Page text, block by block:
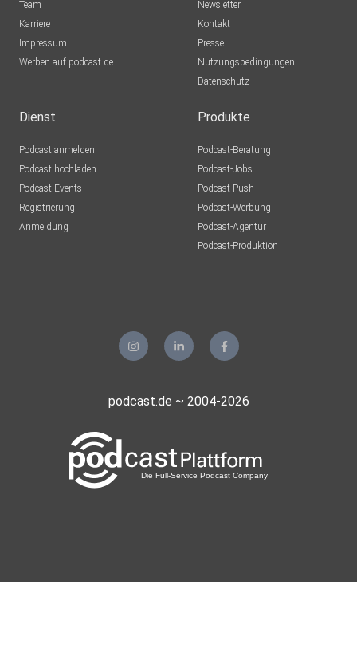
Team
Karriere
Impressum
Werben auf podcast.de
Newsletter
Kontakt
Presse
Nutzungsbedingungen
Datenschutz
Dienst
Podcast anmelden
Podcast hochladen
Podcast-Events
Registrierung
Anmeldung
Produkte
Podcast-Beratung
Podcast-Jobs
Podcast-Push
Podcast-Werbung
Podcast-Agentur
Podcast-Produktion
podcast.de ~ 2004-2026